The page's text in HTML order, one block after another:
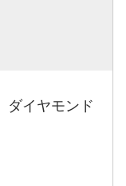
ダイヤモンド